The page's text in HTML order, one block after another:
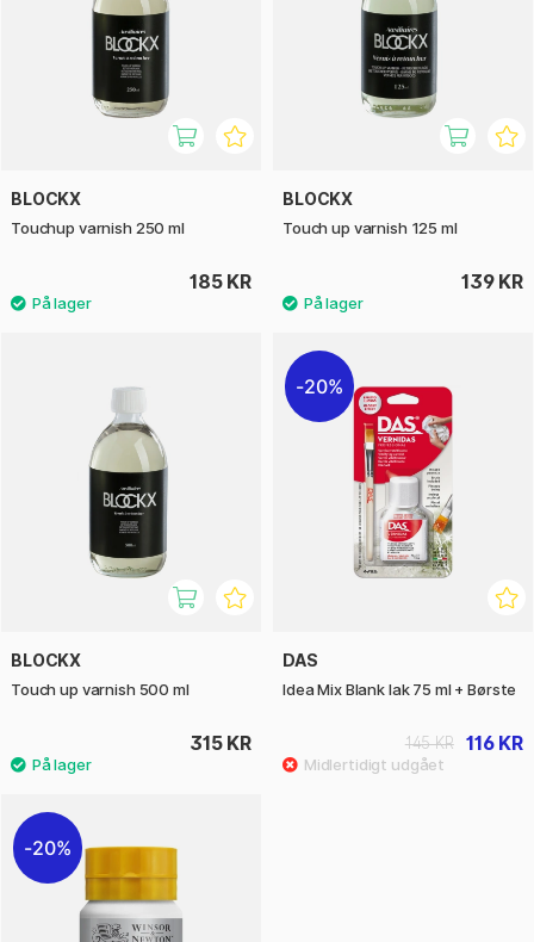
BLOCKX
Touchup varnish 250 ml
185 KR
BLOCKX
Touch up varnish 125 ml
139 KR
BLOCKX
Touch up varnish 500 ml
315 KR
20%
DAS
Idea Mix Blank lak 75 ml + Børste
116 KR
145 KR
20%